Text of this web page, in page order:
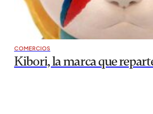
COMERCIOS
Kibori, la marca que